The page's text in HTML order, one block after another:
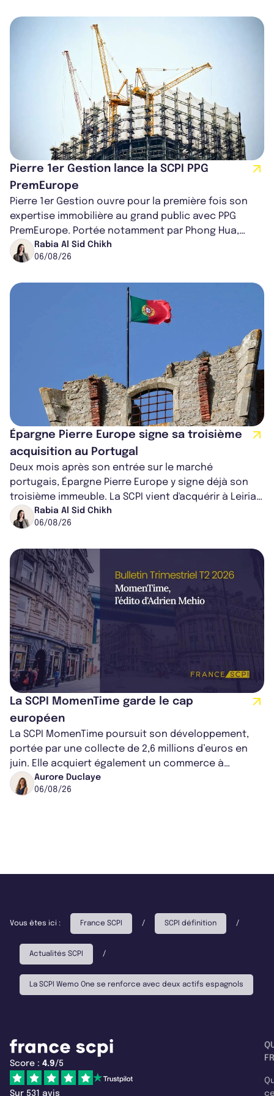
Pierre 1er Gestion lance la SCPI PPG
PremEurope
Pierre 1er Gestion ouvre pour la première fois son
expertise immobilière au grand public avec PPG
PremEurope. Portée notamment par Phong Hua,
ancien directeur des investissements d...
Rabia Al Sid Chikh
06/08/26
Épargne Pierre Europe signe sa troisième
acquisition au Portugal
Deux mois après son entrée sur le marché
portugais, Épargne Pierre Europe y signe déjà son
troisième immeuble. La SCPI vient d'acquérir à Leiria,
dans le centre du pays, un établis...
Rabia Al Sid Chikh
06/08/26
La SCPI MomenTime garde le cap
européen
La SCPI MomenTime poursuit son développement,
portée par une collecte de 2,6 millions d’euros en
juin. Elle acquiert également un commerce à
Worcester, place une plateforme logisti...
Aurore Duclaye
06/08/26
Vous êtes ici : France SCPI / SCPI définition /
Actualités SCPI /
La SCPI Wemo One se renforce avec deux actifs espagnols
Score : 4.9/5
Sur 531 avis